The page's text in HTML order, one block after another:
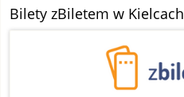
Bilety zBiletem w Kielcach